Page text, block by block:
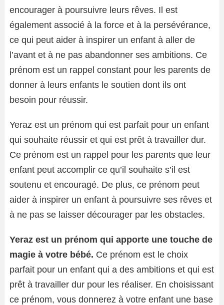
encourager à poursuivre leurs rêves. Il est
également associé à la force et à la persévérance,
ce qui peut aider à inspirer un enfant à aller de
l’avant et à ne pas abandonner ses ambitions. Ce
prénom est un rappel constant pour les parents de
donner à leurs enfants le soutien dont ils ont
besoin pour réussir.
Yeraz est un prénom qui est parfait pour un enfant
qui souhaite réussir et qui est prêt à travailler dur.
Ce prénom est un rappel pour les parents que leur
enfant peut accomplir ce qu’il souhaite s’il est
soutenu et encouragé. De plus, ce prénom peut
aider à inspirer un enfant à poursuivre ses rêves et
à ne pas se laisser décourager par les obstacles.
Yeraz est un prénom qui apporte une touche de
magie à votre bébé. Ce prénom est le choix
parfait pour un enfant qui a des ambitions et qui est
prêt à travailler dur pour les réaliser. En choisissant
ce prénom, vous donnerez à votre enfant une base